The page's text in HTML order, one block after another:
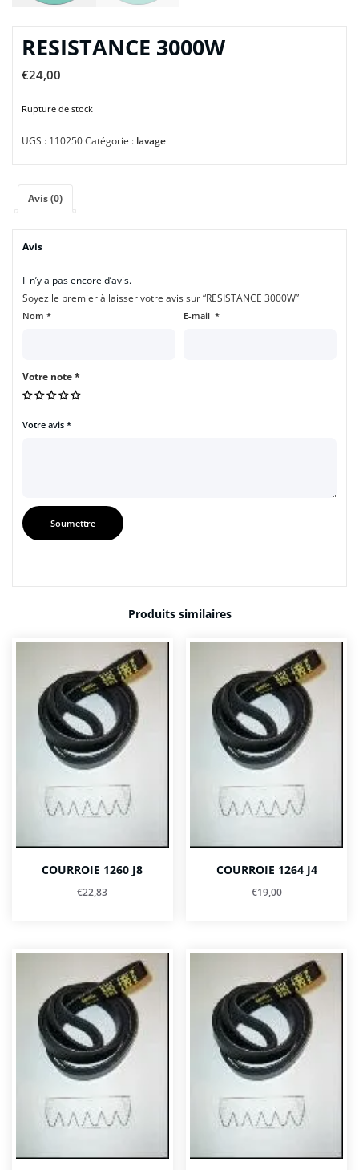
RESISTANCE 3000W
€24,00
Rupture de stock
UGS : 110250Catégorie : lavage
Avis (0)
Avis
Il n’y a pas encore d’avis.
Soyez le premier à laisser votre avis sur “RESISTANCE 3000W”
Nom * E-mail *
Votre note*
Votre avis *
Produits similaires
COURROIE 1260 J8
€22,83
COURROIE 1264 J4
€19,00